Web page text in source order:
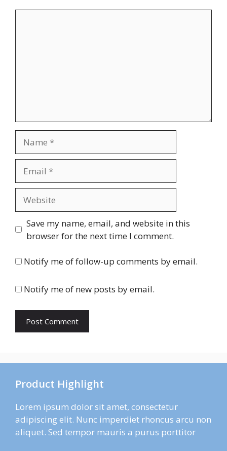
Save my name, email, and website in this
browser for the next time I comment.
Notify me of follow-up comments by email.
Notify me of new posts by email.
Product Highlight
Lorem ipsum dolor sit amet, consectetur
adipiscing elit. Nunc imperdiet rhoncus arcu non
aliquet. Sed tempor mauris a purus porttitor